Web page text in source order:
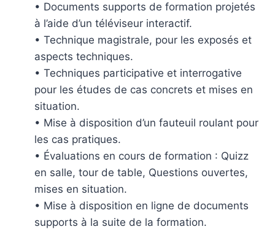
• Documents supports de formation projetés
à l’aide d’un téléviseur interactif.
• Technique magistrale, pour les exposés et
aspects techniques.
• Techniques participative et interrogative
pour les études de cas concrets et mises en
situation.
• Mise à disposition d’un fauteuil roulant pour
les cas pratiques.
• Évaluations en cours de formation : Quizz
en salle, tour de table, Questions ouvertes,
mises en situation.
• Mise à disposition en ligne de documents
supports à la suite de la formation.